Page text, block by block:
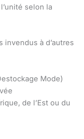
selon la
à d’autres
Mode)
de l’Est ou du